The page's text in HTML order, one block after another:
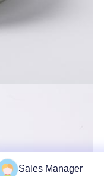
Sales Manager